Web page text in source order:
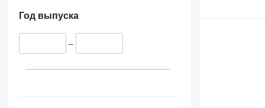
Год выпуска
–